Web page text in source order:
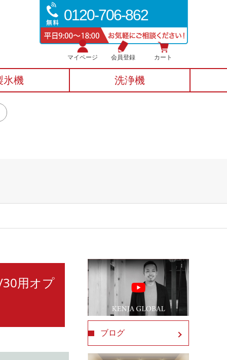
0120-706-862
マイページ 会員登録 カート
氷機 洗浄機
用オプ
ブログ